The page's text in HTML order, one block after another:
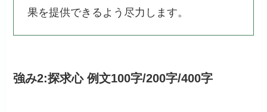
果を提供できるよう尽力します。
強み2:探求心 例文100字/200字/400字